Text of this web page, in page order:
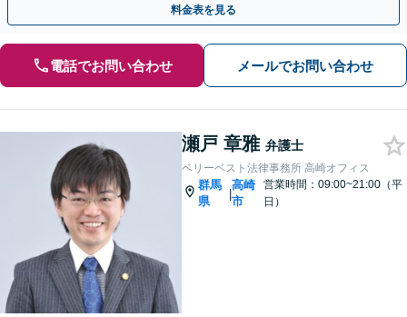
料金表を見る
電話でお問い合わせ メールでお問い合わせ
瀬戸 章雅 弁護士
ベリーベスト法律事務所 高崎オフィス
群馬
県
|
高崎
市
営業時間：09:00~21:00（平
日）